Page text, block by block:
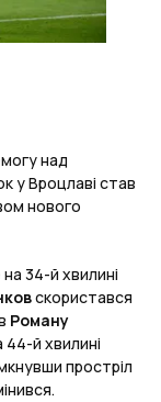
над
у Вроцлаві став
нового
34-й хвилині
скористався
Роману
й хвилині
простріл